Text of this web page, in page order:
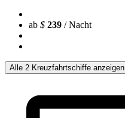
ab $ 239 / Nacht
Alle 2 Kreuzfahrtschiffe anzeigen